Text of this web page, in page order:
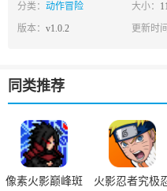
分类： 动作冒险 大小：
版本： v1.0.2 更新时
同类推荐
像素火影巅峰斑
火影忍者究极